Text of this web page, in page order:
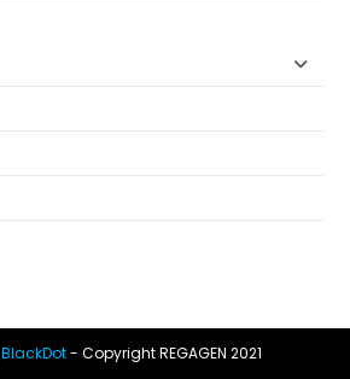
BlackDot- Copyright REGAGEN 2021